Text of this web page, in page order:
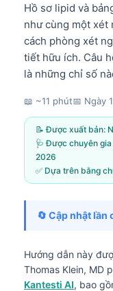
Hồ sơ lipid và
như cùng một xét
cách phòng xét
tiết hữu ích. Câu
là những chỉ số
📖 ~11 phút📅 Ngày
📝 Được xuất bản:
🩺 Được chuyên
2026
✅ Dựa trên bằng
🔄 Cập nhật lần
Hướng dẫn này
Thomas Klein, MD
Kantesti AI, bao